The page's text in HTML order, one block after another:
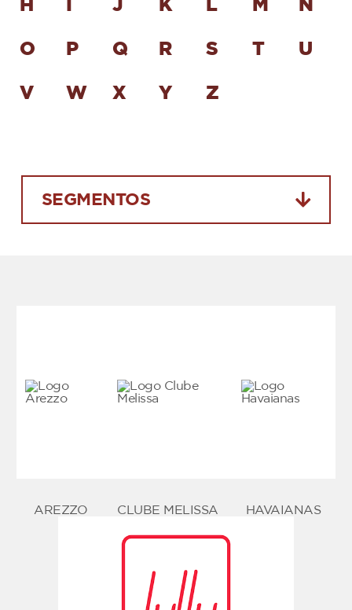
H J K L M N
O P Q R S T U
V W X Y Z
SEGMENTOS
AREZZO CLUBE MELISSA HAVAIANAS